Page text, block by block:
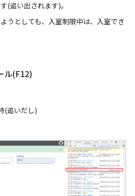
(追い出されます)。
うとしても、入室制限中は、入室でき
ル(F12)
(追いだし)